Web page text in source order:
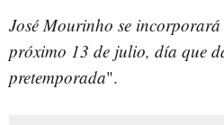
José Mourinho se
próximo 13 de julio, día que
pretemporada".